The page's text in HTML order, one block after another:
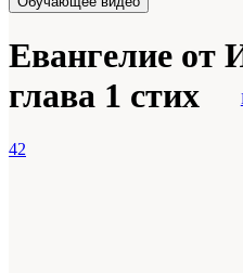
Евангелие от
глава 1 стих
42